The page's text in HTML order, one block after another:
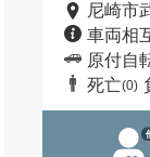
尼崎市
車両相
原付自
死亡(0)